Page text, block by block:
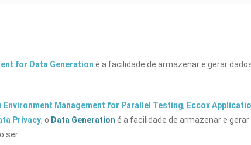
for Data Generation é a facilidade de armazenar e gerar
Environment Management for Parallel Testing, Eccox
Privacy, o Data Generation é a facilidade de armazenar e
ser: